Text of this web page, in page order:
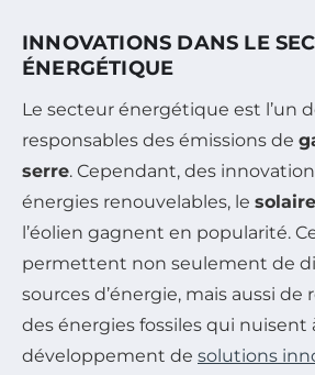
INNOVATIONS DANS LE
ÉNERGÉTIQUE
Le secteur énergétique est l’un
responsables des émissions de
serre. Cependant, des
énergies renouvelables, le
l’éolien gagnent en popularité.
permettent non seulement de
sources d’énergie, mais aussi de
des énergies fossiles qui nuisent
développement de solutions